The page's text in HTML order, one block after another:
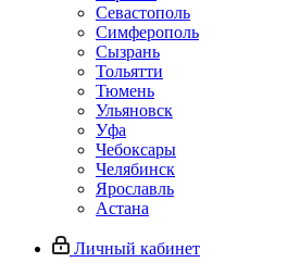
Севастополь
Симферополь
Сызрань
Тольятти
Тюмень
Ульяновск
Уфа
Чебоксары
Челябинск
Ярославль
Астана
Личный кабинет